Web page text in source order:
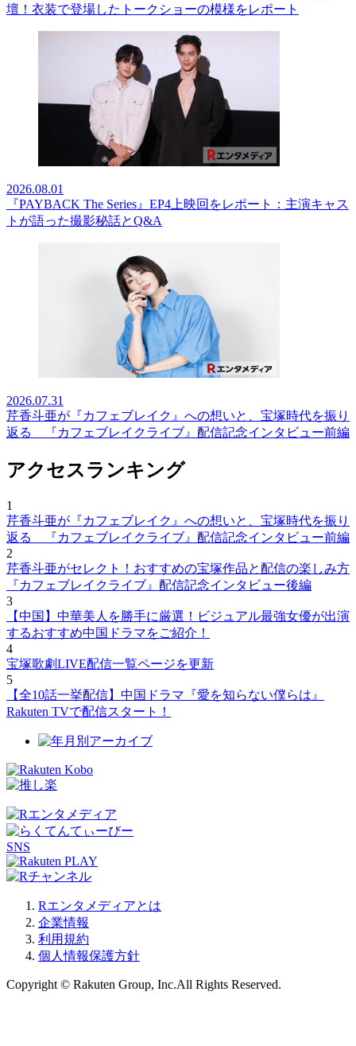
壇！衣装で登場したトークショーの模様をレポート
2026.08.01
『PAYBACK The Series』EP4上映回をレポート：主演キャス
トが語った撮影秘話とQ&A
2026.07.31
芹香斗亜が『カフェブレイク』への想いと、宝塚時代を振り
返る 『カフェブレイクライブ』配信記念インタビュー前編
アクセスランキング
1
芹香斗亜が『カフェブレイク』への想いと、宝塚時代を振り
返る 『カフェブレイクライブ』配信記念インタビュー前編
2
芹香斗亜がセレクト！おすすめの宝塚作品と配信の楽しみ方
『カフェブレイクライブ』配信記念インタビュー後編
3
【中国】中華美人を勝手に厳選！ビジュアル最強女優が出演
するおすすめ中国ドラマをご紹介！
4
宝塚歌劇LIVE配信一覧ページを更新
5
【全10話一挙配信】中国ドラマ『愛を知らない僕らは』
Rakuten TVで配信スタート！
SNS
Rエンタメディアとは
企業情報
利用規約
個人情報保護方針
Copyright © Rakuten Group, Inc.All Rights Reserved.